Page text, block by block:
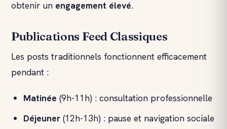
obtenir un engagement élevé.
Publications Feed Classiques
Les posts traditionnels fonctionnent efficacement
pendant :
Matinée (9h-11h) : consultation professionnelle
Déjeuner (12h-13h) : pause et navigation sociale